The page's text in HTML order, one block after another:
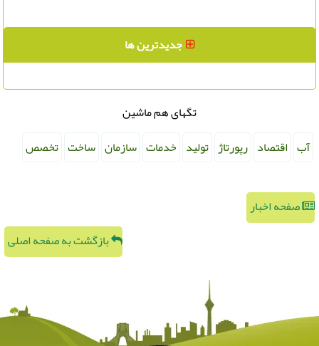
جدیدترین ها
تگهای هم ماشین
آب
اقتصاد رپورتاژ تولید خدمات سازمان ساخت تخصص
صفحه اخبار
بازگشت به صفحه اصلی